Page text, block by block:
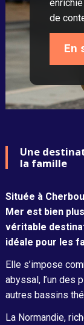
de
En
Une
la famille
Située à
Mer est bien
véritable
idéale pour les
Elle s’impose
abyssal, l’un des
autres bassins
La Normandie,